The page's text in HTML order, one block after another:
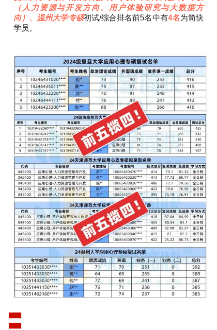
（人力资源与开发方向、用户体验研究与大数据方
向）、温州大学专硕初试/综合排名前5名中有4名为简快
学员。